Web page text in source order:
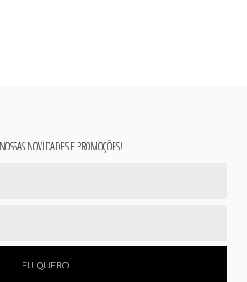
NOVIDADES E PROMOÇÕES!
EU QUERO